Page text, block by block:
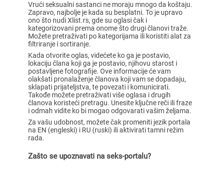
Vrući seksualni sastanci ne moraju mnogo da koštaju.
Zapravo, najbolje je kada su besplatni. To je upravo
ono što nudi Xlist.rs, gde su oglasi čak i
kategorizovani prema onome što drugi članovi traže.
Možete pretraživati po kategorijama ili koristiti alat za
filtriranje i sortiranje.
Kada otvorite oglas, videćete ko ga je postavio,
lokaciju člana koji ga je postavio, njihovu starost i
postavljene fotografije. Ove informacije će vam
olakšati pronalaženje članova koji vam se dopadaju,
sklapati prijateljstva, te povezati i komunicirati.
Takođe možete pretraživati više oglasa i drugih
članova koristeći pretragu. Unesite ključne reči ili fraze
i odmah vidite ko bi mogao odgovarati vašim željama.
Za vašu udobnost, možete čak promeniti jezik portala
na EN (engleski) i RU (ruski) ili aktivirati tamni režim
rada.
Zašto se upoznavati na seks-portalu?